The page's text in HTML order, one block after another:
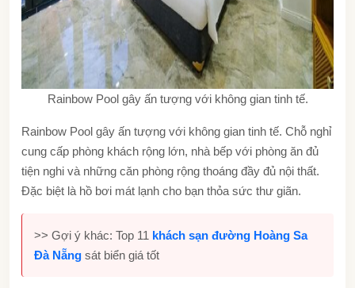
Rainbow Pool gây ấn tượng với không gian tinh tế.
Rainbow Pool gây ấn tượng với không gian tinh tế. Chỗ nghỉ
cung cấp phòng khách rộng lớn, nhà bếp với phòng ăn đủ
tiện nghi và những căn phòng rộng thoáng đầy đủ nội thất.
Đặc biệt là hồ bơi mát lạnh cho bạn thỏa sức thư giãn.
>> Gợi ý khác: Top 11 khách sạn đường Hoàng Sa
Đà Nẵng sát biển giá tốt